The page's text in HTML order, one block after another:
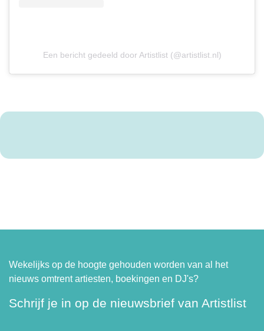
Een bericht gedeeld door Artistlist (@artistlist.nl)
Wekelijks op de hoogte gehouden worden van al het
nieuws omtrent artiesten, boekingen en DJ's?
Schrijf je in op de nieuwsbrief van Artistlist